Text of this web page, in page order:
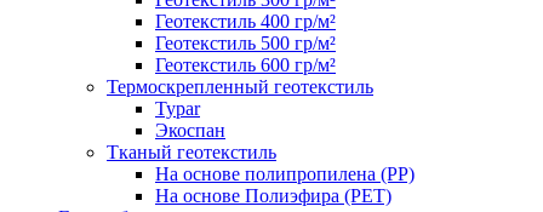
Геотекстиль 400 гр/м²
Геотекстиль 500 гр/м²
Геотекстиль 600 гр/м²
Термоскрепленный геотекстиль
Typar
Экоспан
Тканый геотекстиль
На основе полипропилена (PP)
На основе Полиэфира (PET)